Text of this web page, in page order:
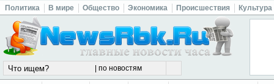
Политика В мире Общество Экономика Происшествия Культура